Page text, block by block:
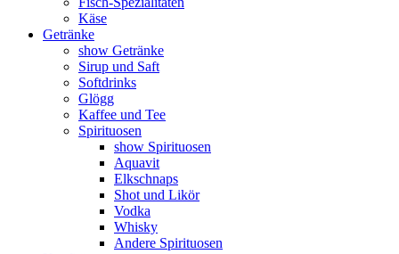
Käse
Getränke
show Getränke
Sirup und Saft
Softdrinks
Glögg
Kaffee und Tee
Spirituosen
show Spirituosen
Aquavit
Elkschnaps
Shot und Likör
Vodka
Whisky
Andere Spirituosen